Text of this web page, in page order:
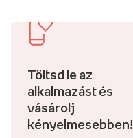
Töltsd le az
alkalmazást és
vásárolj
kényelmesebben!